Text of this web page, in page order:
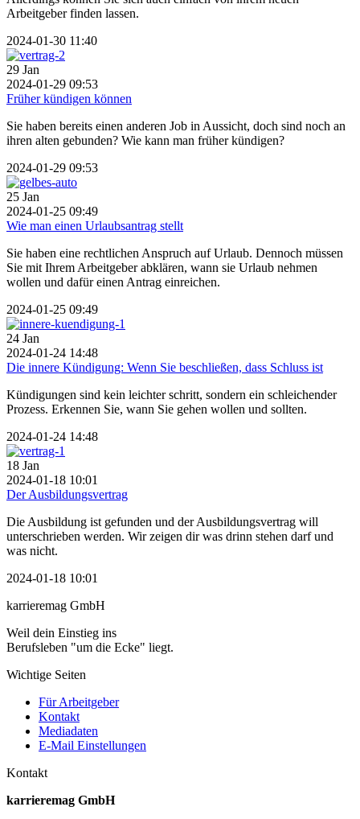
Arbeitgeber finden lassen.
2024-01-30 11:40
29 Jan
2024-01-29 09:53
Früher kündigen können
Sie haben bereits einen anderen Job in Aussicht, doch sind noch an
ihren alten gebunden? Wie kann man früher kündigen?
2024-01-29 09:53
25 Jan
2024-01-25 09:49
Wie man einen Urlaubsantrag stellt
Sie haben eine rechtlichen Anspruch auf Urlaub. Dennoch müssen
Sie mit Ihrem Arbeitgeber abklären, wann sie Urlaub nehmen
wollen und dafür einen Antrag einreichen.
2024-01-25 09:49
24 Jan
2024-01-24 14:48
Die innere Kündigung: Wenn Sie beschließen, dass Schluss ist
Kündigungen sind kein leichter schritt, sondern ein schleichender
Prozess. Erkennen Sie, wann Sie gehen wollen und sollten.
2024-01-24 14:48
18 Jan
2024-01-18 10:01
Der Ausbildungsvertrag
Die Ausbildung ist gefunden und der Ausbildungsvertrag will
unterschrieben werden. Wir zeigen dir was drinn stehen darf und
was nicht.
2024-01-18 10:01
karrieremag GmbH
Weil dein Einstieg ins
Berufsleben "um die Ecke" liegt.
Wichtige Seiten
Für Arbeitgeber
Kontakt
Mediadaten
E-Mail Einstellungen
Kontakt
karrieremag GmbH